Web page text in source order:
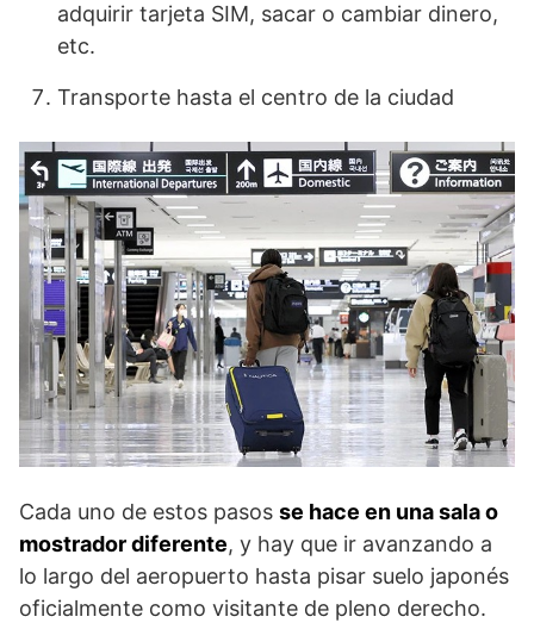
adquirir tarjeta SIM, sacar o cambiar dinero,
etc.
Transporte hasta el centro de la ciudad
Cada uno de estos pasos se hace en una sala o
mostrador diferente, y hay que ir avanzando a
lo largo del aeropuerto hasta pisar suelo japonés
oficialmente como visitante de pleno derecho.